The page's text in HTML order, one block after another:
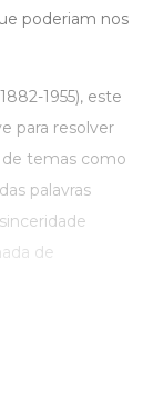
poderiam nos
1955), este
para resolver
de temas como
palavras
de